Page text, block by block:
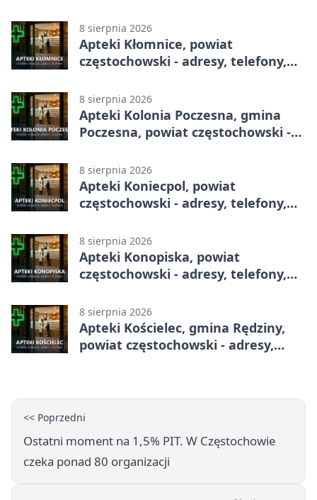
8 sierpnia 2026
Apteki Kłomnice, powiat
częstochowski - adresy, telefony,
8 sierpnia 2026
Apteki Kolonia Poczesna, gmina
Poczesna, powiat częstochowski -
8 sierpnia 2026
Apteki Koniecpol, powiat
częstochowski - adresy, telefony,
8 sierpnia 2026
Apteki Konopiska, powiat
częstochowski - adresy, telefony,
8 sierpnia 2026
Apteki Kościelec, gmina Rędziny,
powiat częstochowski - adresy,
<< Poprzedni
Ostatni moment na 1,5% PIT. W Częstochowie
czeka ponad 80 organizacji